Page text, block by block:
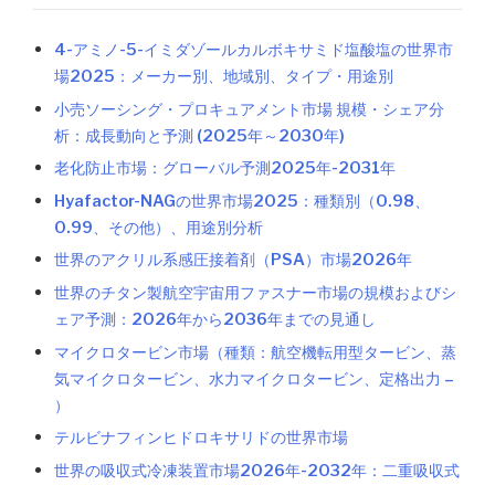
4-アミノ-5-イミダゾールカルボキサミド塩酸塩の世界市
場2025：メーカー別、地域別、タイプ・用途別
小売ソーシング・プロキュアメント市場 規模・シェア分
析：成長動向と予測 (2025年～2030年)
老化防止市場：グローバル予測2025年-2031年
Hyafactor-NAGの世界市場2025：種類別（0.98、
0.99、その他）、用途別分析
世界のアクリル系感圧接着剤（PSA）市場2026年
世界のチタン製航空宇宙用ファスナー市場の規模およびシ
ェア予測：2026年から2036年までの見通し
マイクロタービン市場（種類：航空機転用型タービン、蒸
気マイクロタービン、水力マイクロタービン、定格出力 –
）
テルビナフィンヒドロキサリドの世界市場
世界の吸収式冷凍装置市場2026年-2032年：二重吸収式